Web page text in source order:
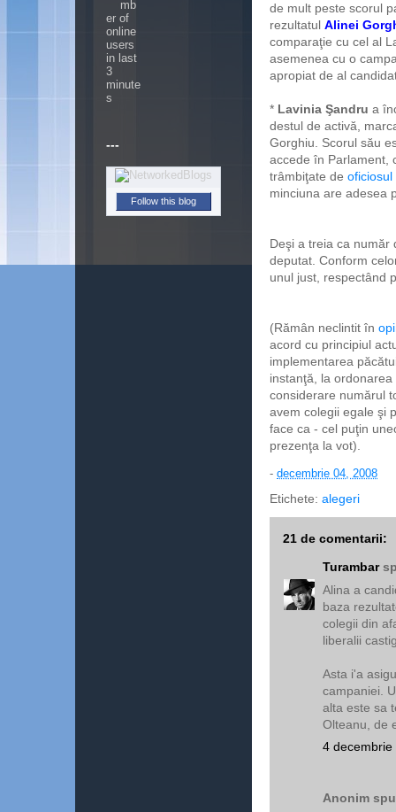
de mult peste scorul
rezultatul Alinei
comparaţie cu cel al
asemenea cu o
apropiat de al
* Lavinia Şandru a
destul de activă,
Gorghiu. Scorul său
accede în Parlament,
trâmbiţate de oficiosul
minciuna are adesea
Deşi a treia ca număr
deputat. Conform
unul just, respectând
(Rămân neclintit în
acord cu principiul
implementarea
instanţă, la
considerare numărul
avem colegii egale şi
face ca - cel puţin
prezenţa la vot).
- decembrie 04, 2008
Etichete: alegeri
21 de comentarii:
Turambar
Alina a
baza
colegii din
liberalii
Asta i'a
campaniei.
alta este sa
Olteanu, de
4
Anonim
---
Follow this blog